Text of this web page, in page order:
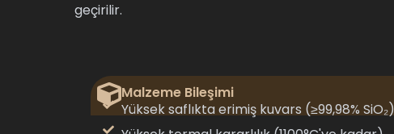
geçirilir.
Malzeme Bileşimi
Yüksek saflıkta erimiş kuvars (≥99,98% SiO₂)